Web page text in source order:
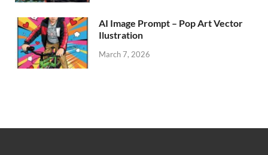
AI Image Prompt – Pop Art Vector
Ilustration
March 7, 2026